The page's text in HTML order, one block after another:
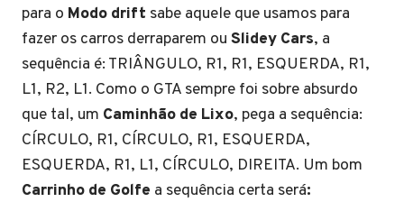
para o Modo drift sabe aquele que usamos para
fazer os carros derraparem ou Slidey Cars, a
sequência é: TRIÂNGULO, R1, R1, ESQUERDA, R1,
L1, R2, L1. Como o GTA sempre foi sobre absurdo
que tal, um Caminhão de Lixo, pega a sequência:
CÍRCULO, R1, CÍRCULO, R1, ESQUERDA,
ESQUERDA, R1, L1, CÍRCULO, DIREITA. Um bom
Carrinho de Golfe a sequência certa será: